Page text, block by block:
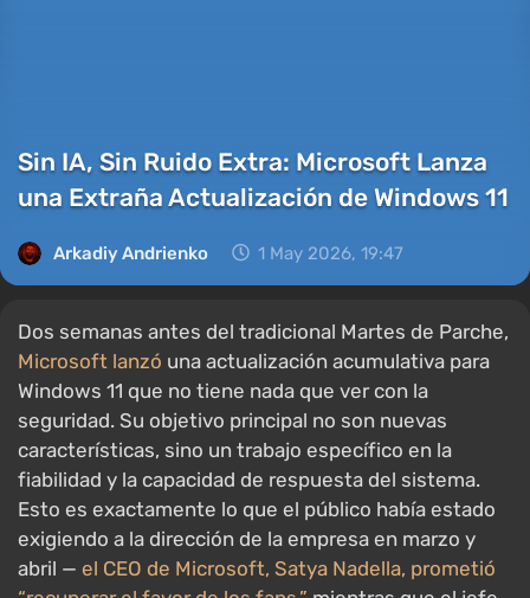
Sin IA, Sin Ruido Extra: Microsoft Lanza
una Extraña Actualización de Windows 11
Arkadiy Andrienko 1 May 2026, 19:47
Dos semanas antes del tradicional Martes de Parche,
Microsoft lanzó una actualización acumulativa para
Windows 11 que no tiene nada que ver con la
seguridad. Su objetivo principal no son nuevas
características, sino un trabajo específico en la
fiabilidad y la capacidad de respuesta del sistema.
Esto es exactamente lo que el público había estado
exigiendo a la dirección de la empresa en marzo y
abril — el CEO de Microsoft, Satya Nadella, prometió